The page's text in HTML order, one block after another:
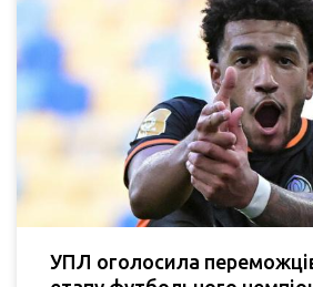
УПЛ оголосила